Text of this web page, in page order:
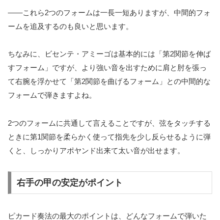
――これら2つのフォームは一長一短ありますが、中間的フォ
ームを追及するのも良いと思います。
ちなみに、ビセンテ・アミーゴは基本的には「第2関節を伸ば
すフォーム」ですが、より強い音を出すために肩と肘を張っ
て右腕を浮かせて「第2関節を曲げるフォーム」との中間的な
フォームで弾きますよね。
2つのフォームに共通して言えることですが、弦をタッチする
ときに第1関節を柔らかく使って指先を少し反らせるように弾
くと、しっかりアポヤンド出来て太い音が出せます。
右手の甲の安定がポイント
ピカード奏法の最大のポイントは、どんなフォームで弾いた